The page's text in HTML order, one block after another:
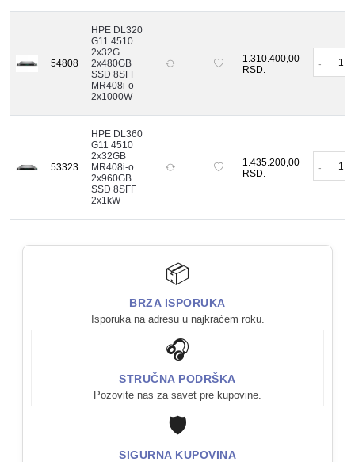
54808
HPE DL320
G11 4510
2x32G
2x480GB
SSD 8SFF
MR408i-o
2x1000W
1.310.400,00
RSD.
-
53323
HPE DL360
G11 4510
2x32GB
MR408i-o
2x960GB
SSD 8SFF
2x1kW
1.435.200,00
RSD.
-
📦
BRZA ISPORUKA
Isporuka na adresu u najkraćem roku.
🎧
STRUČNA PODRŠKA
Pozovite nas za savet pre kupovine.
🛡️
SIGURNA KUPOVINA